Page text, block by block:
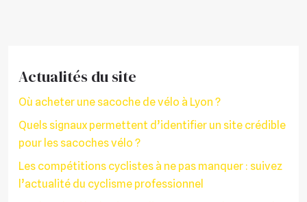
Actualités du site
Où acheter une sacoche de vélo à Lyon ?
Quels signaux permettent d’identifier un site crédible
pour les sacoches vélo ?
Les compétitions cyclistes à ne pas manquer : suivez
l’actualité du cyclisme professionnel